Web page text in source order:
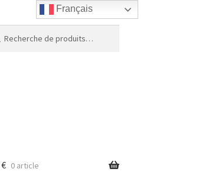
€ 0 article
Français